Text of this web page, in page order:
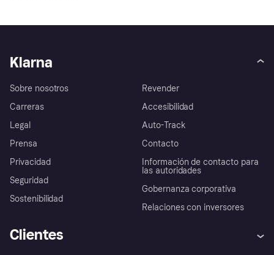
Klarna
Sobre nosotros
Carreras
Legal
Prensa
Privacidad
Seguridad
Sostenibilidad
Revender
Accesibilidad
Auto-Track
Contacto
Información de contacto para
las autoridades
Gobernanza corporativa
Relaciones con inversores
Clientes